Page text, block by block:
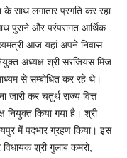
के साथ लगातार प्रगति कर रहा
पुराने और परंपरागत आर्थिक
आज यहां अपने निवास
अध्यक्ष श्री सरजियस मिंज
से सम्बोधित कर रहे थे।
जारी कर चतुर्थ राज्य वित्त
किया गया है। श्री
में पदभार ग्रहण किया। इस
श्री गुलाब कमरो,